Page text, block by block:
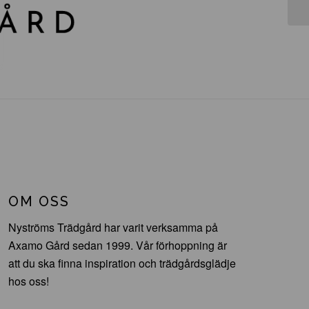
OM OSS
Nyströms Trädgård har varit verksamma på
Axamo Gård sedan 1999. Vår förhoppning är
att du ska finna inspiration och trädgårdsglädje
hos oss!